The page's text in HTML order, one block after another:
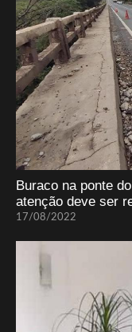
Buraco na ponte
atenção deve ser
17/08/2022